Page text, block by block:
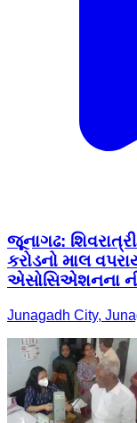
જૂનાગઢ:
કરોડનો માલ
એસોસિએશનના
Junagadh City,